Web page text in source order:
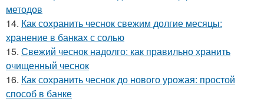
методов
14. Как сохранить чеснок свежим долгие месяцы:
хранение в банках с солью
15. Свежий чеснок надолго: как правильно хранить
очищенный чеснок
16. Как сохранить чеснок до нового урожая: простой
способ в банке